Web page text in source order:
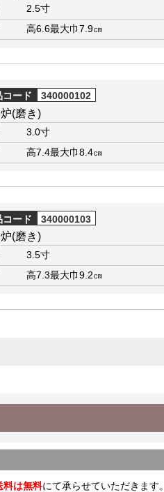
2.5寸
高6.6最大巾7.9㎝
コード 340000102
(磨き)
3.0寸
高7.4最大巾8.4㎝
コード 340000103
(磨き)
3.5寸
高7.3最大巾9.2㎝
料は無料にて承らせていただきます。